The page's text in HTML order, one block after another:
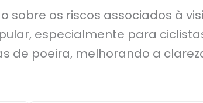
sobre os riscos associados à
especialmente para
de poeira, melhorando a